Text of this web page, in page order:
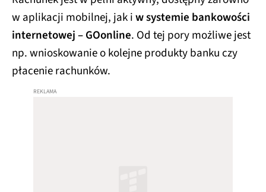
w aplikacji mobilnej, jak iw systemie bankowości
internetowej – GOonline. Od tej pory możliwe jest
np. wnioskowanie o kolejne produkty banku czy
płacenie rachunków.